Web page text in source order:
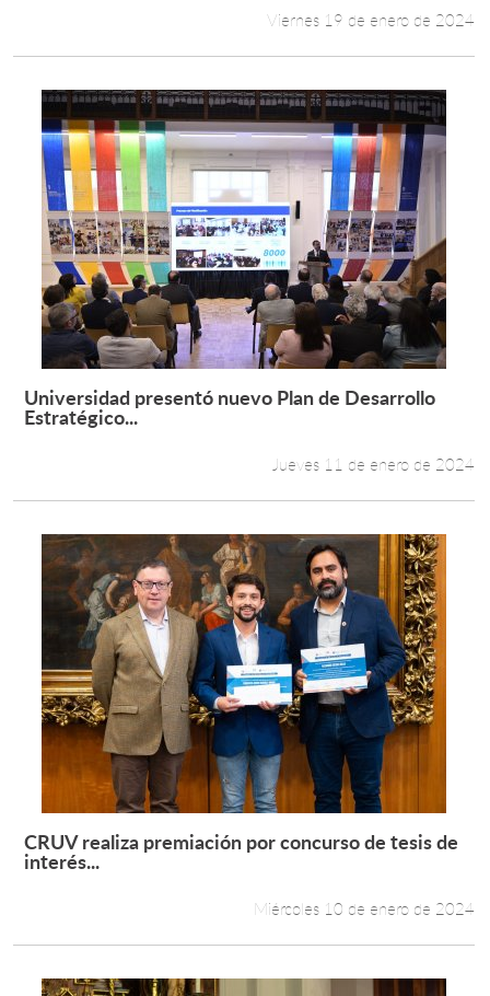
Viernes 19 de enero de 2024
Leer más +
Universidad presentó nuevo Plan de Desarrollo
Estratégico...
Jueves 11 de enero de 2024
Leer más +
CRUV realiza premiación por concurso de tesis de
interés...
Miércoles 10 de enero de 2024